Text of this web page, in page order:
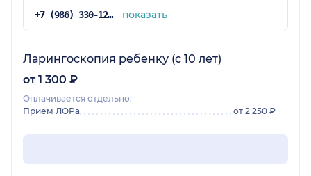
+7 (986) 330-12-67 показать
Ларингоскопия ребенку (с 10 лет)
от 1 300 ₽
Оплачивается отдельно:
Прием ЛОРа
от 2 250 ₽